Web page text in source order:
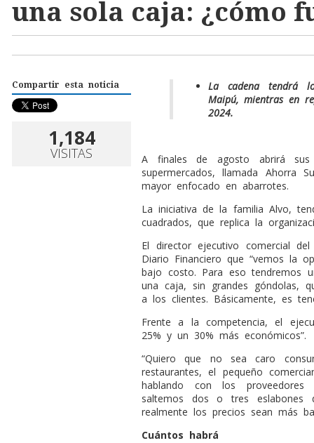
una sola caja: ¿cómo
Compartir esta noticia
1,184
VISITAS
La cadena tendrá
Maipú,mientras en
2024.
A
finales de agosto abrirá
supermercados, llamada Ahorra
mayor enfocado en abarrotes.
La iniciativa de la familia Alvo,
cuadrados, que replica la
El director ejecutivo comercial
Diario Financiero que “vemos la
bajo costo. Para eso tendremos
una caja, sin grandes góndolas,
a los clientes. Básicamente, es
Frente a la competencia, el
25% y un 30% más económicos”.
“Quiero que no sea caro
restaurantes, el pequeño
hablando con los
saltemos dos o tres eslabones
realmente los precios sean más
Cuántos habrá